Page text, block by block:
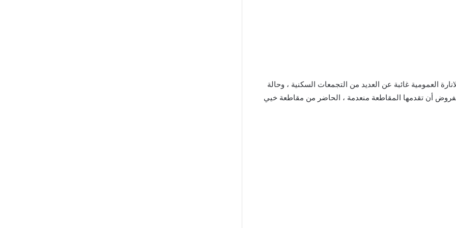
العمومية غائبة عن العديد من التجمعات السكنية ، وحالة
أن تقدمها المقاطعة منعدمة ، الحاضر من مقاطعة خيي